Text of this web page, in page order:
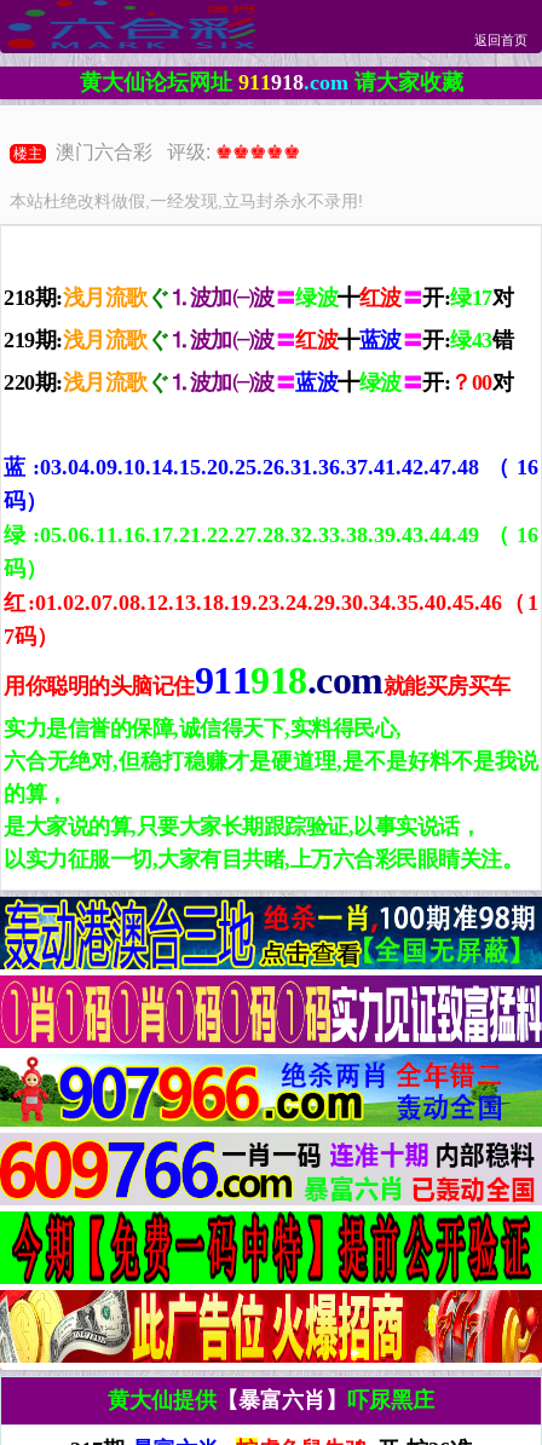
返回首页
黄大仙论坛网址 911918.com 请大家收藏
楼主 澳门六合彩 评级: ♚♚♚♚♚
本站杜绝改料做假,一经发现,立马封杀永不录用!
218期:浅月流歌ぐ ⒈波加㈠波〓绿波╋红波〓开:绿17对
219期:浅月流歌ぐ ⒈波加㈠波〓红波╋蓝波〓开:绿43错
220期:浅月流歌ぐ ⒈波加㈠波〓蓝波╋绿波〓开: ？00对
蓝:03.04.09.10.14.15.20.25.26.31.36.37.41.42.47.48（16
码）
绿:05.06.11.16.17.21.22.27.28.32.33.38.39.43.44.49（16
码）
红:01.02.07.08.12.13.18.19.23.24.29.30.34.35.40.45.46（1
7码）
用你聪明的头脑记住911918.com就能买房买车
实力是信誉的保障,诚信得天下,实料得民心,
六合无绝对,但稳打稳赚才是硬道理,是不是好料不是我说
的算，
是大家说的算,只要大家长期跟踪验证,以事实说话，
以实力征服一切,大家有目共睹,上万六合彩民眼睛关注。